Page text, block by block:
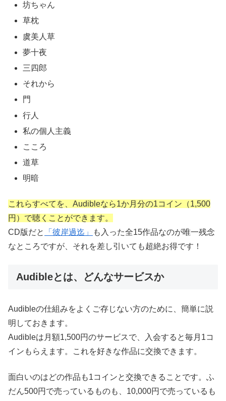
坊ちゃん
草枕
虞美人草
夢十夜
三四郎
それから
門
行人
私の個人主義
こころ
道草
明暗
これらすべてを、Audibleなら1か月分の1コイン（1,500
円）で聴くことができます。
CD版だと
「彼岸過迄」
も入った全15作品なのが唯一残念
なところですが、それを差し引いても超絶お得です！
Audibleとは、どんなサービスか
Audibleの仕組みをよくご存じない方のために、簡単に説
明しておきます。
Audibleは月額1,500円のサービスで、入会すると毎月1コ
インもらえます。これを好きな作品に交換できます。
面白いのはどの作品も1コインと交換できることです。ふ
だん500円で売っているものも、10,000円で売っているも